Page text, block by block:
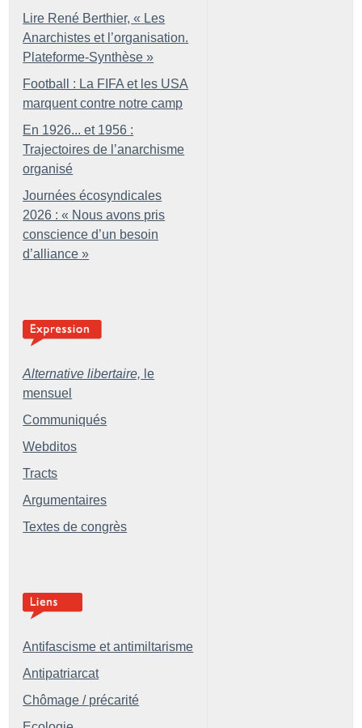
Lire René Berthier, « Les
Anarchistes et l’organisation.
Plateforme-Synthèse »
Football : La FIFA et les USA
marquent contre notre camp
En 1926... et 1956 :
Trajectoires de l’anarchisme
organisé
Journées écosyndicales
2026 : « Nous avons pris
conscience d’un besoin
d’alliance »
Alternative libertaire, le
mensuel
Communiqués
Webditos
Tracts
Argumentaires
Textes de congrès
Antifascisme et antimiltarisme
Antipatriarcat
Chômage / précarité